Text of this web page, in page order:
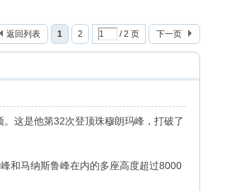
1 2 / 2 页 下一页
返回列表
这是他第32次登顶珠穆朗玛峰，打破了
和马纳斯鲁峰在内的多座高度超过8000